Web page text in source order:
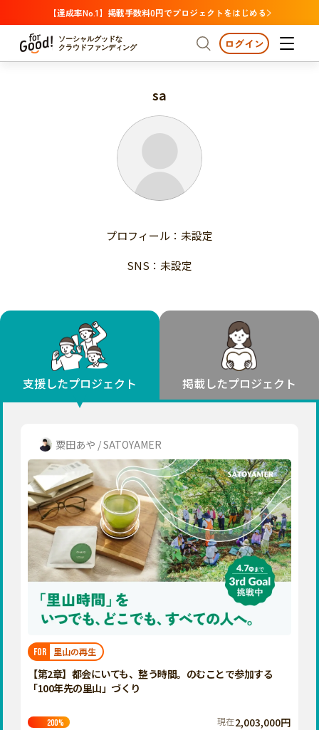
【達成率No.1】掲載手数料0円でプロジェクトをはじめる
ソーシャルグッドな
クラウドファンディング
プロジェクトからさがす 注目
支援金額が多い
支援人数が多い
終了日が近い
国際協力
子ども・教育
フード・農業
文化
環境・エシカル
人権・マイノリティ
社会貢献
地域からさがす 北海道・東北
北海道
宮城
秋田
山形
福島
関東
茨城
神奈川
支援金額が多い
終了日が近い
カテゴリーからさがす
医療・福祉
子ども・教育
人権・マイノリティ
北海道 青森 岩手 宮城
秋田
福島
茨城 栃木 群馬
千葉
東京
神奈川
新潟 富山 石川 福井
長野
岐阜 静岡 愛知
近畿
三重 滋賀 京都 大阪
兵庫
奈良
和歌山
鳥取 島根 岡山 広島 山口
四国
徳島 香川 愛媛
九州・沖縄
福岡 佐賀
宮崎
鹿児島 沖縄
ログイン
sa
プロフィール：未設定
SNS：未設定
支援したプロジェクト 掲載したプロジェクト
粟田あや / SATOYAMER
FOR 里山の再生
【第2章】都会にいても、整う時間。のむことで参加する
「100年先の里山」づくり
200% 現在2,003,000円